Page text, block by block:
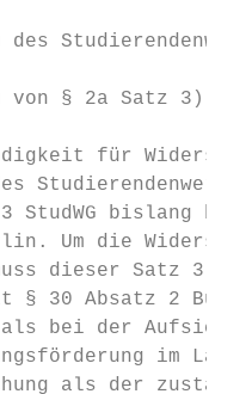
von § 2a Satz 3):
für
StudWG bislang bei
Um die
dieser Satz 3
§ 30 Absatz 2
als bei der
im
als der